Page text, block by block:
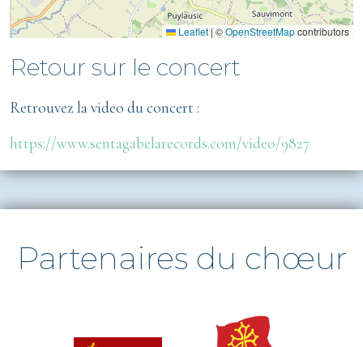
Leaflet | ©OpenStreetMapcontributors
Retour sur le concert
Retrouvez la video du concert :
https://www.sentagabelarecords.com/video/9827
Partenaires du chœur